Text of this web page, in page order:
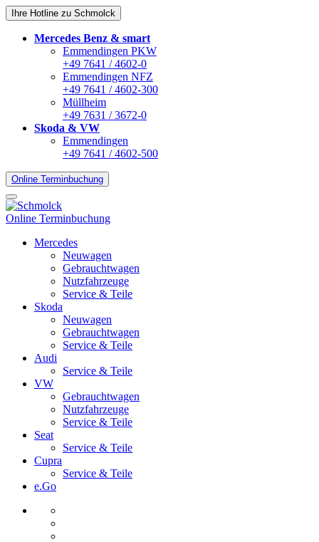
Ihre Hotline zu Schmolck
Mercedes Benz & smart
Emmendingen PKW
+49 7641 / 4602-0
Emmendingen NFZ
+49 7641 / 4602-300
Müllheim
+49 7631 / 3672-0
Skoda & VW
Emmendingen
+49 7641 / 4602-500
Online Terminbuchung
Online Terminbuchung
Mercedes
Neuwagen
Gebrauchtwagen
Nutzfahrzeuge
Service & Teile
Skoda
Neuwagen
Gebrauchtwagen
Service & Teile
Audi
Service & Teile
VW
Gebrauchtwagen
Nutzfahrzeuge
Service & Teile
Seat
Service & Teile
Cupra
Service & Teile
e.Go